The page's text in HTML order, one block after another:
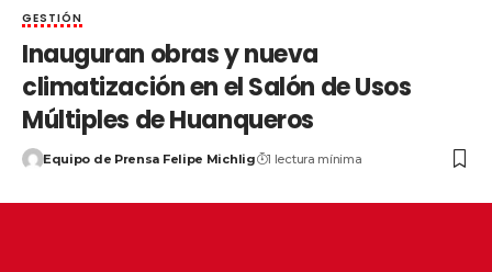
GESTIÓN
Inauguran obras y nueva
climatización en el Salón de Usos
Múltiples de Huanqueros
Equipo de Prensa Felipe Michlig 1 lectura mínima